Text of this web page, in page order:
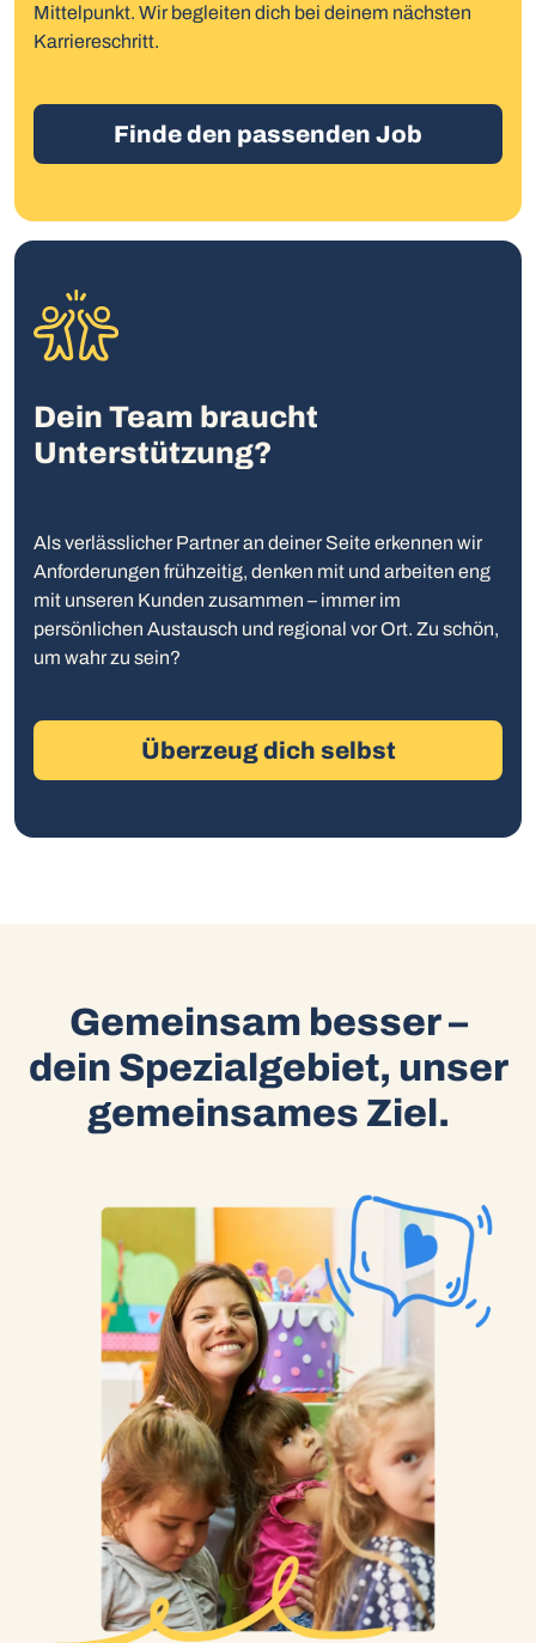
Mittelpunkt. Wir begleiten dich bei deinem nächsten
Karriereschritt.
Finde den passenden Job
Dein Team braucht
Unterstützung?
Als verlässlicher Partner an deiner Seite erkennen wir
Anforderungen frühzeitig, denken mit und arbeiten eng
mit unseren Kunden zusammen – immer im
persönlichen Austausch und regional vor Ort. Zu schön,
um wahr zu sein?
Überzeug dich selbst
Gemeinsam besser –
dein Spezialgebiet, unser
gemeinsames Ziel.